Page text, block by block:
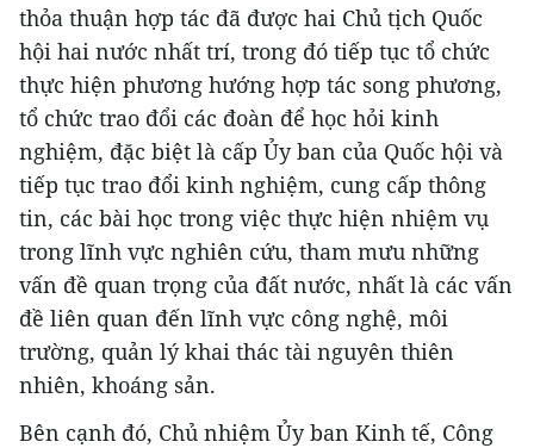
thỏa thuận hợp tác đã được hai Chủ tịch Quốc
hội hai nước nhất trí, trong đó tiếp tục tổ chức
thực hiện phương hướng hợp tác song phương,
tổ chức trao đổi các đoàn để học hỏi kinh
nghiệm, đặc biệt là cấp Ủy ban của Quốc hội và
tiếp tục trao đổi kinh nghiệm, cung cấp thông
tin, các bài học trong việc thực hiện nhiệm vụ
trong lĩnh vực nghiên cứu, tham mưu những
vấn đề quan trọng của đất nước, nhất là các vấn
đề liên quan đến lĩnh vực công nghệ, môi
trường, quản lý khai thác tài nguyên thiên
nhiên, khoáng sản.
Bên cạnh đó, Chủ nhiệm Ủy ban Kinh tế, Công